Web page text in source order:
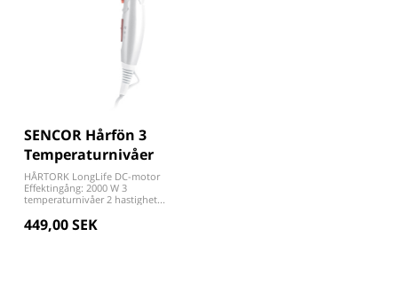
SENCOR Hårfön 3
Temperaturnivåer
HÅRTORK LongLife DC-motor
Effektingång: 2000 W 3
temperaturnivåer 2 hastighet...
449,00 SEK